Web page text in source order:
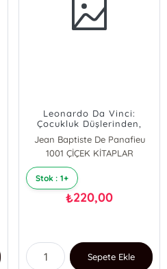
Leonardo Da Vinci:
Çocukluk Düşlerinden,
Jean Baptiste De Panafieu
1001 ÇİÇEK KİTAPLAR
Stok : 1+
₺220,00
Sepete Ekle